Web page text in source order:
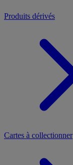
Produits dérivés
Cartes à collectionner